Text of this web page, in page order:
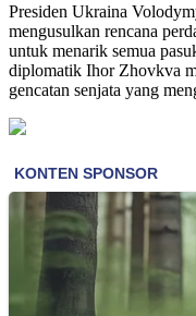
Presiden Ukraina
mengusulkan rencana
untuk menarik semua
diplomatik Ihor Zhovkva
gencatan senjata yang